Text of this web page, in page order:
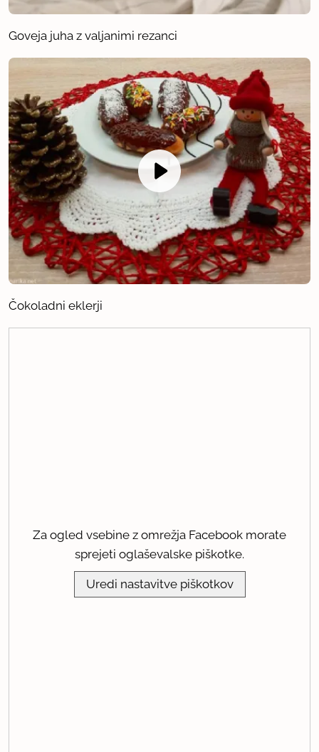
Goveja juha z valjanimi rezanci
Čokoladni eklerji
Za ogled vsebine z omrežja Facebook morate
sprejeti oglaševalske piškotke.
Uredi nastavitve piškotkov